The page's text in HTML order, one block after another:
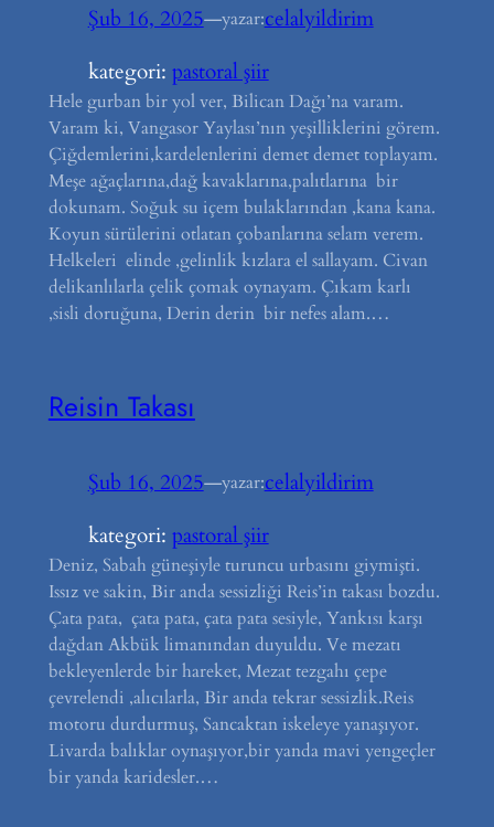
Şub 16, 2025—yazar:celalyildirim
kategori: pastoral şiir
Hele gurban bir yol ver, Bilican Dağı’na varam.
Varam ki, Vangasor Yaylası’nın yeşilliklerini görem.
Çiğdemlerini,kardelenlerini demet demet toplayam.
Meşe ağaçlarına,dağ kavaklarına,palıtlarına bir
dokunam. Soğuk su içem bulaklarından ,kana kana.
Koyun sürülerini otlatan çobanlarına selam verem.
Helkeleri elinde ,gelinlik kızlara el sallayam. Civan
delikanlılarla çelik çomak oynayam. Çıkam karlı
,sisli doruğuna, Derin derin bir nefes alam.…
Reisin Takası
Şub 16, 2025—yazar:celalyildirim
kategori: pastoral şiir
Deniz, Sabah güneşiyle turuncu urbasını giymişti.
Issız ve sakin, Bir anda sessizliği Reis’in takası bozdu.
Çata pata, çata pata, çata pata sesiyle, Yankısı karşı
dağdan Akbük limanından duyuldu. Ve mezatı
bekleyenlerde bir hareket, Mezat tezgahı çepe
çevrelendi ,alıcılarla, Bir anda tekrar sessizlik.Reis
motoru durdurmuş, Sancaktan iskeleye yanaşıyor.
Livarda balıklar oynaşıyor,bir yanda mavi yengeçler
bir yanda karidesler.…